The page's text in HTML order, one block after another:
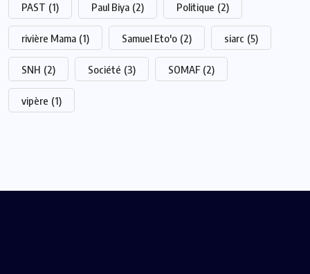
PAST (1) Paul Biya (2) Politique (2)
rivière Mama (1) Samuel Eto'o (2) siarc (5)
SNH (2) Société (3) SOMAF (2)
vipère (1)